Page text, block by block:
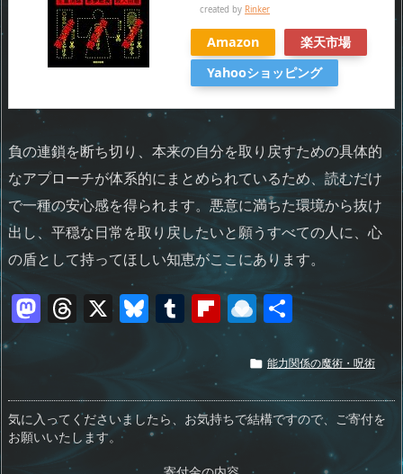
created by Rinker
Amazon
楽天市場
Yahooショッピング
負の連鎖を断ち切り、本来の自分を取り戻すための具体的
なアプローチが体系的にまとめられているため、読むだけ
で一種の安心感を得られます。悪意に満ちた環境から抜け
出し、平穏な日常を取り戻したいと願うすべての人に、心
の盾として持ってほしい知恵がここにあります。
M
st
o
d
o
T
h
a
d
s
X Bl
e
sk
y
T
u
m
bl
r
Fl
ip
o
ar
d
R
ai
n
d
ro
共
 能力関係の魔術・呪術
気に入ってくださいましたら、お気持ちで結構ですので、ご寄付を
お願いいたします。